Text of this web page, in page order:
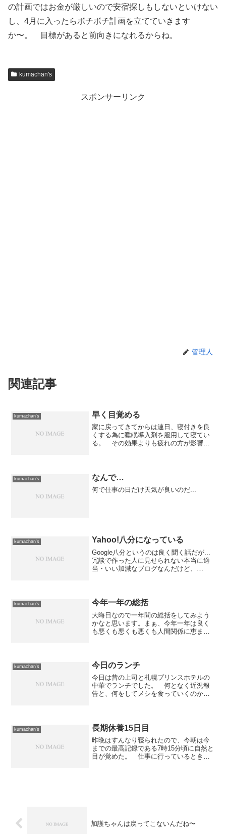
の計画ではお金が厳しいので安宿探しもしないといけない
し、4月に入ったらボチボチ計画を立てていきます
か〜。 目標があると前向きになれるからね。
kumachan's
スポンサーリンク
管理人
関連記事
kumachan's 早く目覚める
家に戻ってきてからは連日、寝付きを良
くする為に睡眠導入剤を服用して寝てい
る。 その効果よりも疲れの方が影響が
早く目覚めても眠気が強...
kumachan's なんで…
何で仕事の日だけ天気が良いのだ...
kumachan's Yahoo!八分になっている
Google八分というのは良く聞く話だが...
冗談で作った人に見せられない本当に適
当・いい加減なブログなんだけど、
以...
kumachan's 今年一年の総括
大晦日なので一年間の総括をしてみよう
かなと思います。まぁ、今年一年は良く
も悪くも悪くも悪くも人間関係に恵まれ
意味、人間の狡い一面を見...
kumachan's 今日のランチ
今日は昔の上司と札幌プリンスホテルの
中華でランチでした。 何となく近況報
告と、何をしてメシを食っていくのかと
で、往復は徒歩で7,4...
kumachan's 長期休養15日目
昨晩はすんなり寝られたので、今朝は今
までの最高記録である7時15分頃に自然と
目が覚めた。 仕事に行っているときに
加護ちゃんは戻ってこないんだね〜